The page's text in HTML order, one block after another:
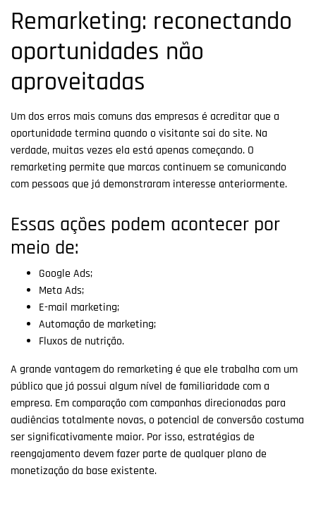
Remarketing: reconectando
oportunidades não
aproveitadas
Um dos erros mais comuns das empresas é acreditar que a
oportunidade termina quando o visitante sai do site. Na
verdade, muitas vezes ela está apenas começando. O
remarketing permite que marcas continuem se comunicando
com pessoas que já demonstraram interesse anteriormente.
Essas ações podem acontecer por
meio de:
Google Ads;
Meta Ads;
E-mail marketing;
Automação de marketing;
Fluxos de nutrição.
A grande vantagem do remarketing é que ele trabalha com um
público que já possui algum nível de familiaridade com a
empresa. Em comparação com campanhas direcionadas para
audiências totalmente novas, o potencial de conversão costuma
ser significativamente maior. Por isso, estratégias de
reengajamento devem fazer parte de qualquer plano de
monetização da base existente.